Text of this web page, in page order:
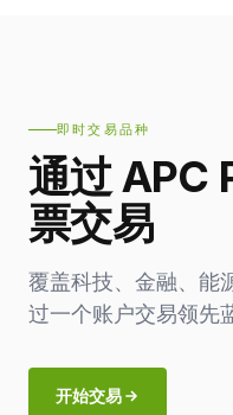
即时交易品种
通过 APC
票交易
覆盖科技、金融、能
过一个账户交易领先
开始交易